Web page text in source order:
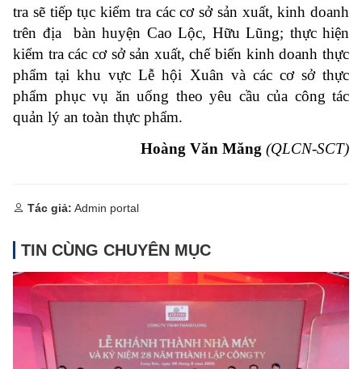
tra sẽ tiếp tục kiểm tra các cơ sở sản xuất, kinh doanh
trên địa bàn huyện Cao Lộc, Hữu Lũng; thực hiện
kiểm tra các cơ sở sản xuất, chế biến kinh doanh thực
phẩm tại khu vực Lễ hội Xuân và các cơ sở thực
phẩm phục vụ ăn uống theo yêu cầu của công tác
quản lý an toàn thực phẩm.
Hoàng Văn Măng (QLCN-SCT)
Tác giả: Admin portal
TIN CÙNG CHUYÊN MỤC